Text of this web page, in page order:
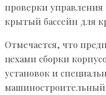
проверки
крытый бассейн для
Отмечается, что
цехами сборки
установок и
машиностроительный